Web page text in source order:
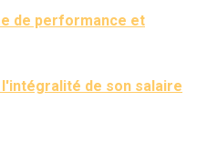
de performance et
de son salaire